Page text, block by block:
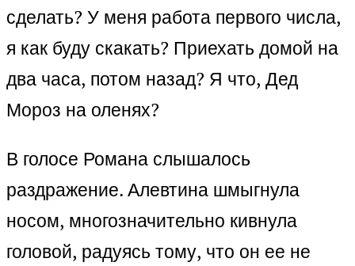
сделать? У меня работа первого числа,
я как буду скакать? Приехать домой на
два часа, потом назад? Я что, Дед
Мороз на оленях?
В голосе Романа слышалось
раздражение. Алевтина шмыгнула
носом, многозначительно кивнула
головой, радуясь тому, что он ее не